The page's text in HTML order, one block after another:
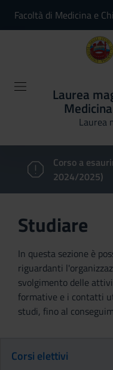
Facoltà di Medicina e
Laurea
Laurea
Corso a
2024/2025)
Studiare
In questa sezione è
riguardanti
svolgimento delle
formative e i contatti
studi, fino al
Corsi elettivi